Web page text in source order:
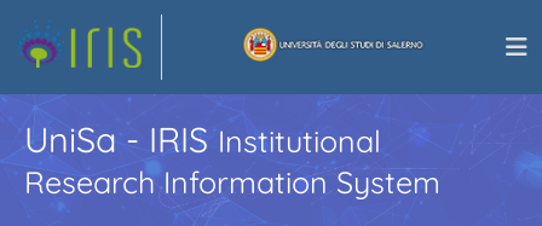
UniSa - IRISInstitutional
Research Information System